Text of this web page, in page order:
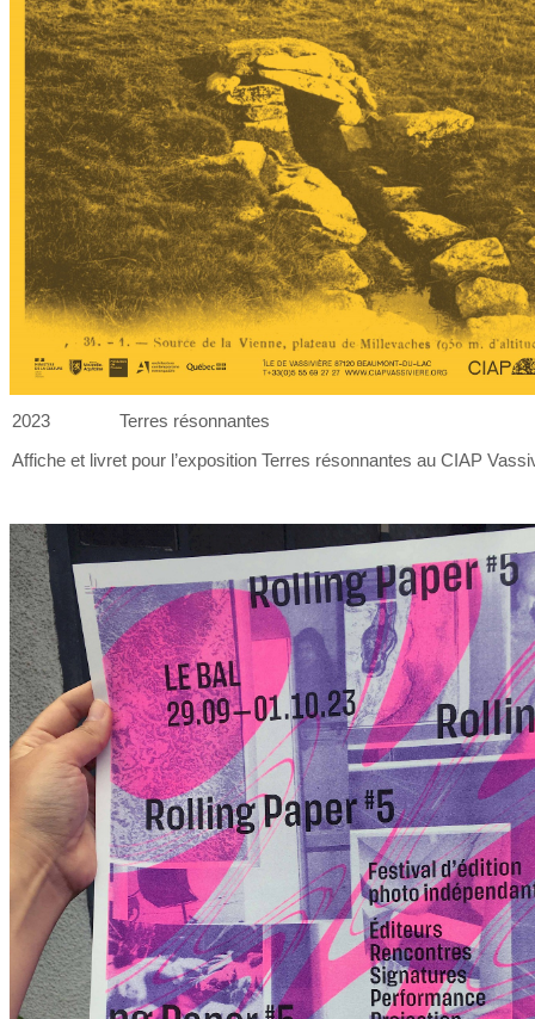
2023
Terres résonnantes
Affiche et livret pour l’exposition Terres résonnantes au CIAP